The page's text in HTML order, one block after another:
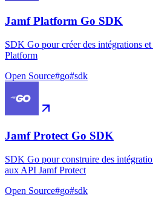
Jamf Platform Go SDK
SDK Go pour créer des intégrations
Platform
Open Source#go#sdk
Jamf Protect Go SDK
SDK Go pour construire des
aux API Jamf Protect
Open Source#go#sdk